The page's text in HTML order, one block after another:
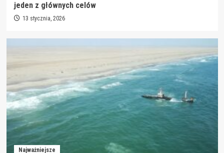
jeden z głównych celów
13 stycznia, 2026
Najważniejsze